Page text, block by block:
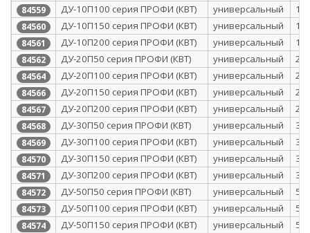
84559 ДУ-10П100 серия ПРОФИ (КВТ) универсальный 10
84560 ДУ-10П150 серия ПРОФИ (КВТ) универсальный 10
84561 ДУ-10П200 серия ПРОФИ (КВТ) универсальный 10
84562 ДУ-20П50 серия ПРОФИ (КВТ) универсальный 20
84564 ДУ-20П100 серия ПРОФИ (КВТ) универсальный 20
84566 ДУ-20П150 серия ПРОФИ (КВТ) универсальный 20
84567 ДУ-20П200 серия ПРОФИ (КВТ) универсальный 20
84568 ДУ-30П50 серия ПРОФИ (КВТ) универсальный 30
84569 ДУ-30П100 серия ПРОФИ (КВТ) универсальный 30
84570 ДУ-30П150 серия ПРОФИ (КВТ) универсальный 30
84571 ДУ-30П200 серия ПРОФИ (КВТ) универсальный 30
84572 ДУ-50П50 серия ПРОФИ (КВТ) универсальный 50
84573 ДУ-50П100 серия ПРОФИ (КВТ) универсальный 50
84574 ДУ-50П150 серия ПРОФИ (КВТ) универсальный 50